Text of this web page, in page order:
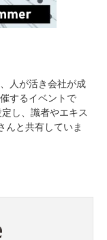
人が活き会社が成
するイベントで
し、識者やエキス
んと共有していま